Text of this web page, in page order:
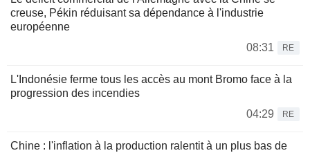
creuse, Pékin réduisant sa dépendance à l'industrie
européenne
08:31
RE
L'Indonésie ferme tous les accès au mont Bromo face à la
progression des incendies
04:29
RE
Chine : l'inflation à la production ralentit à un plus bas de